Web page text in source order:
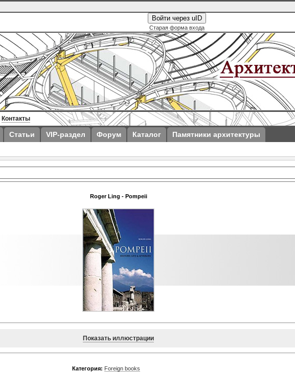
Войти через uID
Старая форма входа
Контакты
Статьи VIP-раздел Форум Каталог Памятники архитектуры
Roger Ling - Pompeii
Показать иллюстрации
Категория: Foreign books